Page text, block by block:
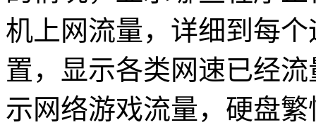
机上网流量，详细到每
置，显示各类网速已经
示网络游戏流量，硬盘